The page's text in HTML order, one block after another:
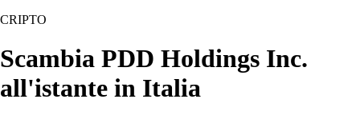
CRIPTO
Scambia PDD Holdings Inc.
all'istante in Italia